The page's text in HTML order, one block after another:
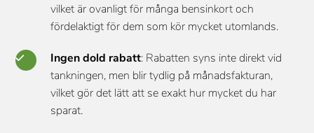
vilket är ovanligt för många bensinkort och
fördelaktigt för dem som kör mycket utomlands.
Ingen dold rabatt: Rabatten syns inte direkt vid
tankningen, men blir tydlig på månadsfakturan,
vilket gör det lätt att se exakt hur mycket du har
sparat.